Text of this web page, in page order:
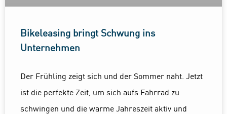
Bikeleasing bringt Schwung ins
Unternehmen
Der Frühling zeigt sich und der Sommer naht. Jetzt
ist die perfekte Zeit, um sich aufs Fahrrad zu
schwingen und die warme Jahreszeit aktiv und